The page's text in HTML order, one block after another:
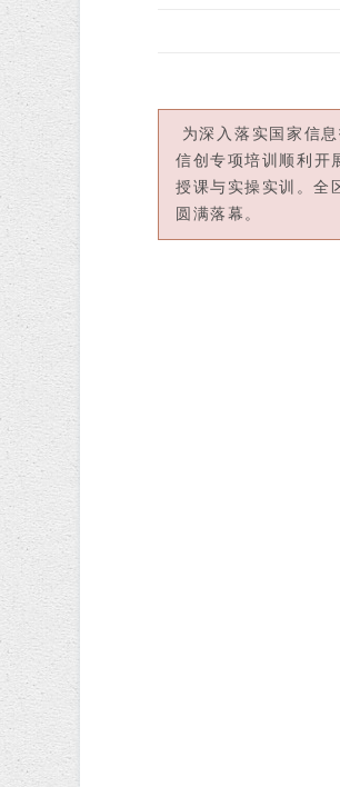
为深入落实国家信
信创专项培训顺利开
授课与实操实训。全
圆满落幕。